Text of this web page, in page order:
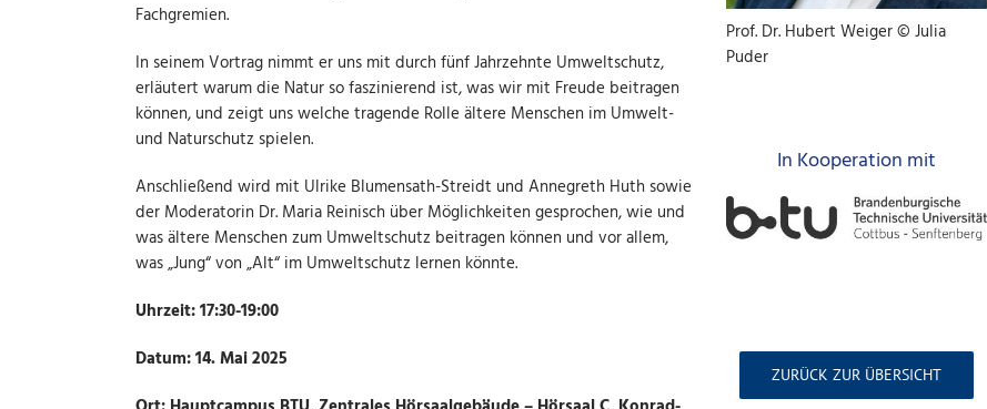
Fachgremien.
In seinem Vortrag nimmt er uns mit durch fünf Jahrzehnte Umweltschutz,
erläutert warum die Natur so faszinierend ist, was wir mit Freude beitragen
können, und zeigt uns welche tragende Rolle ältere Menschen im Umwelt-
und Naturschutz spielen.
Anschließend wird mit Ulrike Blumensath-Streidt und Annegreth Huth sowie
der Moderatorin Dr. Maria Reinisch über Möglichkeiten gesprochen, wie und
was ältere Menschen zum Umweltschutz beitragen können und vor allem,
was „Jung“ von „Alt“ im Umweltschutz lernen könnte.
Uhrzeit: 17:30-19:00
Datum: 14. Mai 2025
Prof. Dr. Hubert Weiger © Julia
Puder
In Kooperation mit
ZURÜCK ZUR ÜBERSICHT